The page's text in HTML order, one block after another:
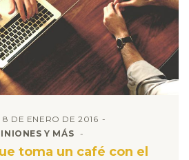
8 DE ENERO DE 2016
Y MÁS
toma un café con el